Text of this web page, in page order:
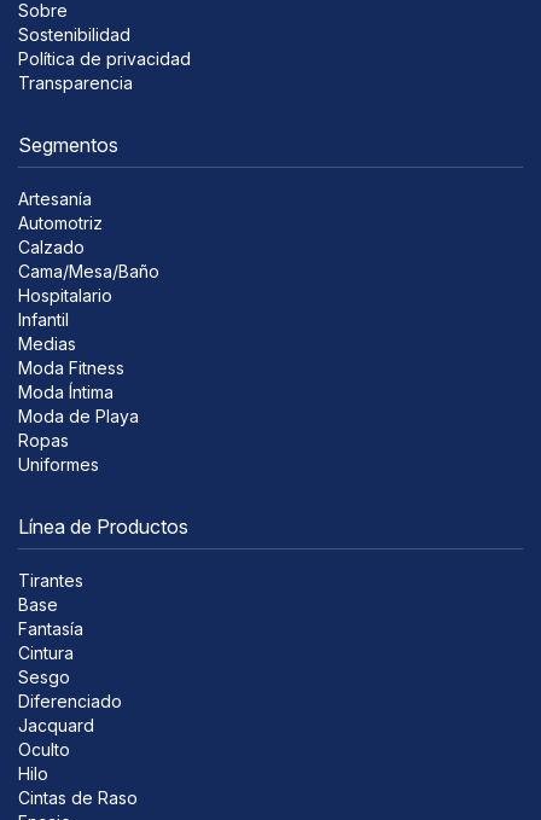
Sobre
Sostenibilidad
Política de privacidad
Transparencia
Segmentos
Artesanía
Automotriz
Calzado
Cama/Mesa/Baño
Hospitalario
Infantil
Medias
Moda Fitness
Moda Íntima
Moda de Playa
Ropas
Uniformes
Línea de Productos
Tirantes
Base
Fantasía
Cintura
Sesgo
Diferenciado
Jacquard
Oculto
Hilo
Cintas de Raso